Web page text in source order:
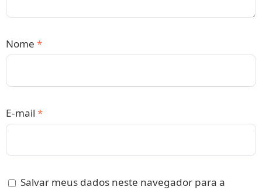
Nome *
E-mail *
Salvar meus dados neste navegador para a